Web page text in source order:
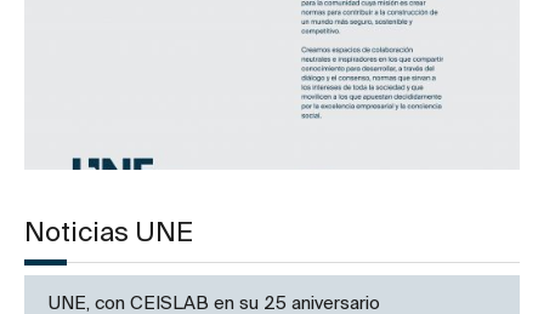
Noticias UNE
UNE, con CEISLAB en su 25 aniversario